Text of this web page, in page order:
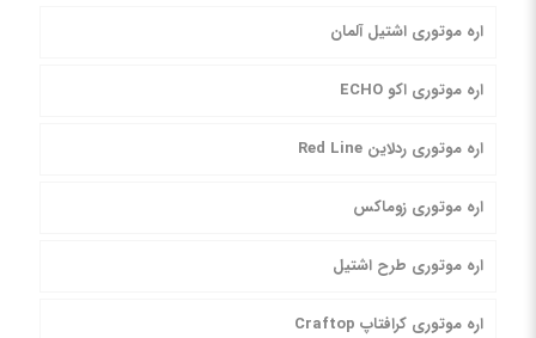
اره موتوری اشتیل آلمان
اره موتوری اکو ECHO
اره موتوری ردلاین Red Line
اره موتوری زوماکس
اره موتوری طرح اشتیل
اره موتوری کرافتاپ Craftop